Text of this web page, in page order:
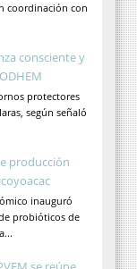
coordinación con
consciente y
protectores
según señaló
producción
inauguró
probióticos de